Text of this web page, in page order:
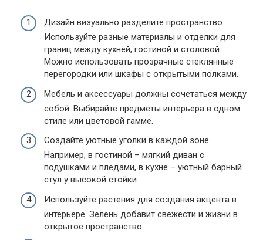
Дизайн визуально разделите пространство.
Используйте разные материалы и отделки для
границ между кухней, гостиной и столовой.
Можно использовать прозрачные стеклянные
перегородки или шкафы с открытыми полками.
Мебель и аксессуары должны сочетаться между
собой. Выбирайте предметы интерьера в одном
стиле или цветовой гамме.
Создайте уютные уголки в каждой зоне.
Например, в гостиной – мягкий диван с
подушками и пледами, в кухне – уютный барный
стул у высокой стойки.
Используйте растения для создания акцента в
интерьере. Зелень добавит свежести и жизни в
открытое пространство.